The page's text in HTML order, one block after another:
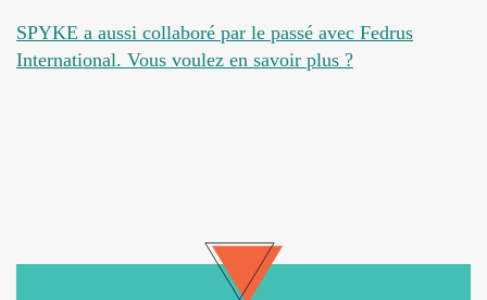
SPYKE a aussi collaboré par le passé avec Fedrus
International. Vous voulez en savoir plus ?